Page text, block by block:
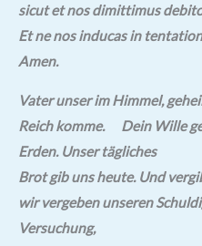
sicut et nos dimittimus
Et ne nos inducas in
Amen.
Vater unser im Himmel,
Reich komme.
Dein Wille
Erden. Unser tägliches
Brot gib uns heute. Und
wir vergeben unseren
Versuchung,